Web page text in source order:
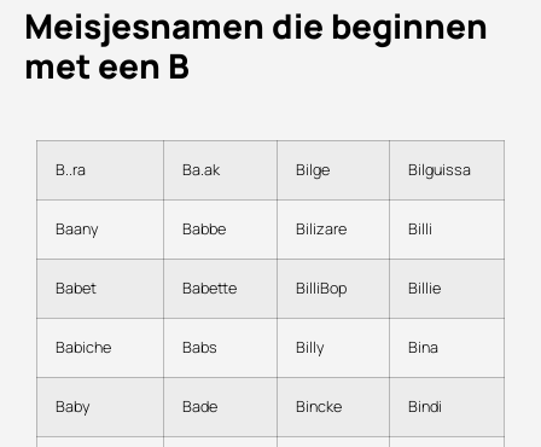
Meisjesnamen die beginnen
met een B
B..ra Ba.ak Bilge Bilguissa
Baany Babbe Bilizare Billi
Babet Babette BilliBop Billie
Babiche Babs Billy Bina
Baby Bade Bincke Bindi